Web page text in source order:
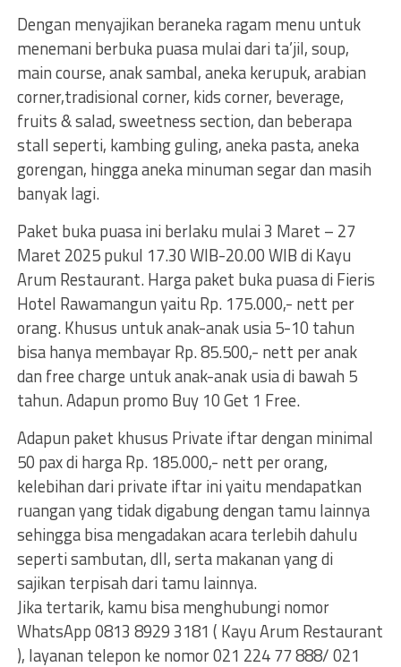
Dengan menyajikan beraneka ragam menu untuk
menemani berbuka puasa mulai dari ta’jil, soup,
main course, anak sambal, aneka kerupuk, arabian
corner,tradisional corner, kids corner, beverage,
fruits & salad, sweetness section, dan beberapa
stall seperti, kambing guling, aneka pasta, aneka
gorengan, hingga aneka minuman segar dan masih
banyak lagi.
Paket buka puasa ini berlaku mulai 3 Maret – 27
Maret 2025 pukul 17.30 WIB-20.00 WIB di Kayu
Arum Restaurant. Harga paket buka puasa di Fieris
Hotel Rawamangun yaitu Rp. 175.000,- nett per
orang. Khusus untuk anak-anak usia 5-10 tahun
bisa hanya membayar Rp. 85.500,- nett per anak
dan free charge untuk anak-anak usia di bawah 5
tahun. Adapun promo Buy 10 Get 1 Free.
Adapun paket khusus Private iftar dengan minimal
50 pax di harga Rp. 185.000,- nett per orang,
kelebihan dari private iftar ini yaitu mendapatkan
ruangan yang tidak digabung dengan tamu lainnya
sehingga bisa mengadakan acara terlebih dahulu
seperti sambutan, dll, serta makanan yang di
sajikan terpisah dari tamu lainnya.
Jika tertarik, kamu bisa menghubungi nomor
WhatsApp 0813 8929 3181 ( Kayu Arum Restaurant
), layanan telepon ke nomor 021 224 77 888/ 021